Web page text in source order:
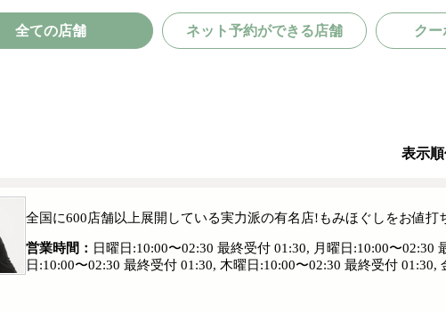
全ての店舗 ネット予約ができる店舗 クー
表示
全国に600店舗以上展開している実力派の有名店!もみほぐしをお値
営業時間： 日曜日:10:00〜02:30 最終受付 01:30, 月曜日:10:00〜
日:10:00〜02:30 最終受付 01:30, 木曜日:10:00〜02:30 最終受付